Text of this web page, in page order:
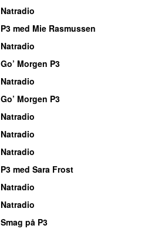
Natradio
P3 med Mie Rasmussen
Natradio
Go’ Morgen P3
Natradio
Go’ Morgen P3
Natradio
Natradio
Natradio
P3 med Sara Frost
Natradio
Natradio
Smag på P3